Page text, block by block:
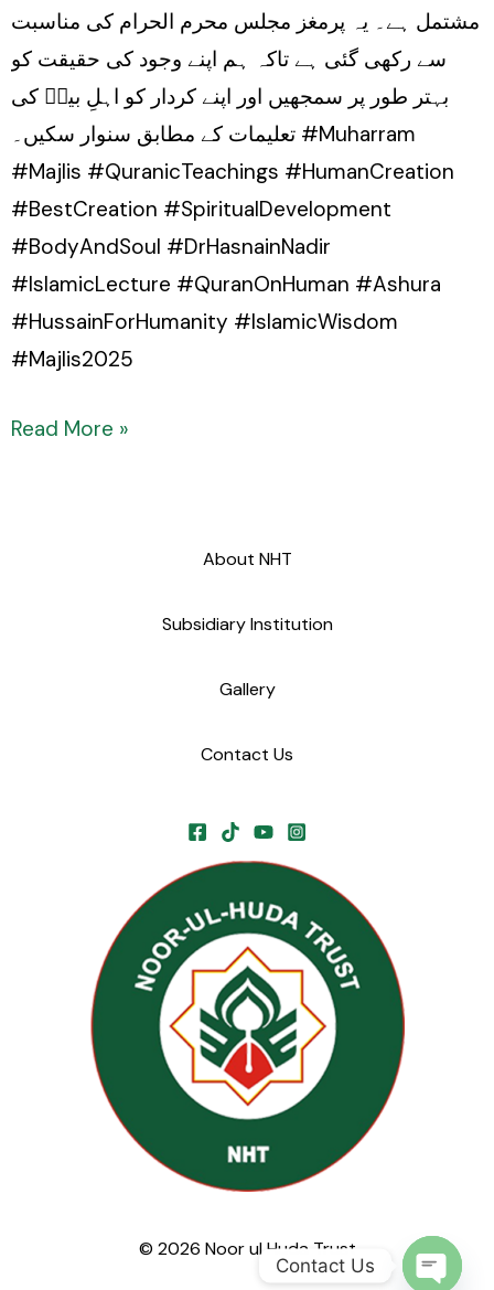
مشتمل ہے۔ یہ پرمغز مجلس محرم الحرام کی مناسبت
سے رکھی گئی ہے تاکہ ہم اپنے وجود کی حقیقت کو
بہتر طور پر سمجھیں اور اپنے کردار کو اہلِ بیتؑ کی
تعلیمات کے مطابق سنوار سکیں۔ #Muharram
#Majlis #QuranicTeachings #HumanCreation
#BestCreation #SpiritualDevelopment
#BodyAndSoul #DrHasnainNadir
#IslamicLecture #QuranOnHuman #Ashura
#HussainForHumanity #IslamicWisdom
#Majlis2025
Read More »
About NHT
Subsidiary Institution
Gallery
Contact Us
© 2026 Noor ul Huda Trust
Contact Us